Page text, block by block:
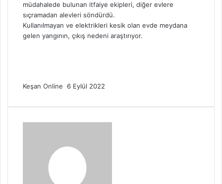
müdahalede bulunan itfaiye ekipleri, diğer evlere
sıçramadan alevleri söndürdü.
Kullanılmayan ve elektrikleri kesik olan evde meydana
gelen yangının, çıkış nedeni araştırıyor.
Keşan Online Bir
posta
6 Eylül 2022